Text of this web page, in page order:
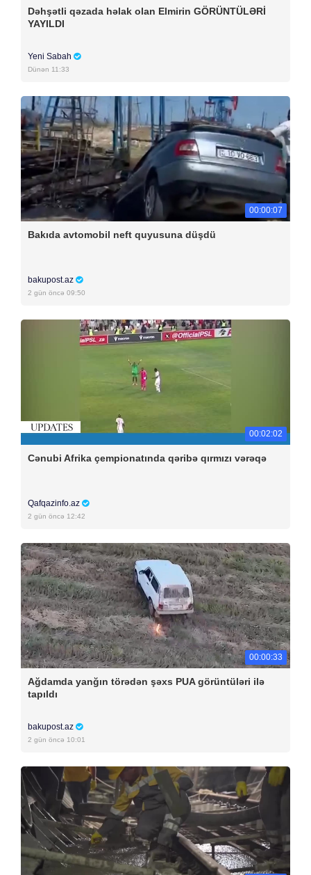
Dəhşətli qəzada həlak olan Elmirin GÖRÜNTÜLƏRİ
YAYILDI
Yeni Sabah
Dünən 11:33
00:00:07
Bakıda avtomobil neft quyusuna düşdü
bakupost.az
2 gün öncə 09:50
00:02:02
Cənubi Afrika çempionatında qəribə qırmızı vərəqə
Qafqazinfo.az
2 gün öncə 12:42
00:00:33
Ağdamda yanğın törədən şəxs PUA görüntüləri ilə
tapıldı
bakupost.az
2 gün öncə 10:01